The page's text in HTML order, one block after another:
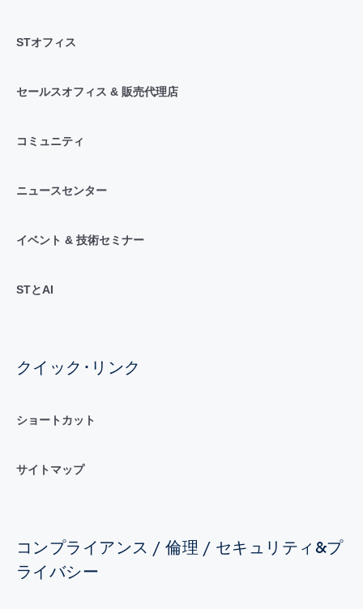
STオフィス
セールスオフィス & 販売代理店
コミュニティ
ニュースセンター
イベント & 技術セミナー
STとAI
クイック･リンク
ショートカット
サイトマップ
コンプライアンス / 倫理 / セキュリティ&プ
ライバシー